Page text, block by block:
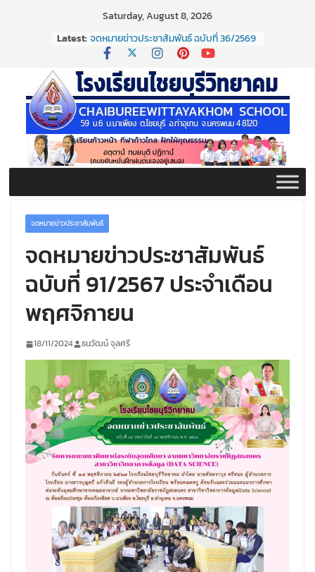
Saturday, August 8, 2026
Latest: จดหมายข่าวประชาสัมพันธ์ ฉบับที่ 36/2569
ประจำเดือนมิถุนายน 2569
กิจกรรมวันสุนทรภู่ ประจำปี ๒๕๖๙
จดหมายข่าวประชาสัมพันธ์ ฉบับที่ 38/2569
ประจำเดือนมิถุนายน 2569
จดหมายข่าวประชาสัมพันธ์ ฉบับที่ 37/2569
ประจำเดือนมิถุนายน 2569
จดหมายข่าวประชาสัมพันธ์
จดหมายข่าวประชาสัมพันธ์
ฉบับที่ 91/2567 ประจำเดือน
พฤศจิกายน
18/11/2024 ธนวัฒน์ จุลศรี